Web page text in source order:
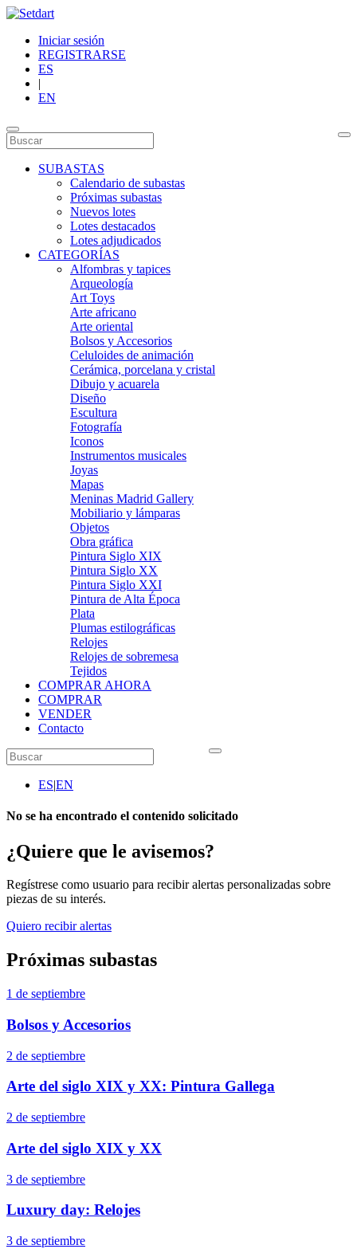
Iniciar sesión
REGISTRARSE
ES
|
EN
SUBASTAS
Calendario de subastas
Próximas subastas
Nuevos lotes
Lotes destacados
Lotes adjudicados
CATEGORÍAS
Alfombras y tapices
Arqueología
Art Toys
Arte africano
Arte oriental
Bolsos y Accesorios
Celuloides de animación
Cerámica, porcelana y cristal
Dibujo y acuarela
Diseño
Escultura
Fotografía
Iconos
Instrumentos musicales
Joyas
Mapas
Meninas Madrid Gallery
Mobiliario y lámparas
Objetos
Obra gráfica
Pintura Siglo XIX
Pintura Siglo XX
Pintura Siglo XXI
Pintura de Alta Época
Plata
Plumas estilográficas
Relojes
Relojes de sobremesa
Tejidos
COMPRAR AHORA
COMPRAR
VENDER
Contacto
ES|EN
No se ha encontrado el contenido solicitado
¿Quiere que le avisemos?
Regístrese como usuario para recibir alertas personalizadas sobre
piezas de su interés.
Quiero recibir alertas
Próximas subastas
1 de septiembre
Bolsos y Accesorios
2 de septiembre
Arte del siglo XIX y XX: Pintura Gallega
2 de septiembre
Arte del siglo XIX y XX
3 de septiembre
Luxury day: Relojes
3 de septiembre